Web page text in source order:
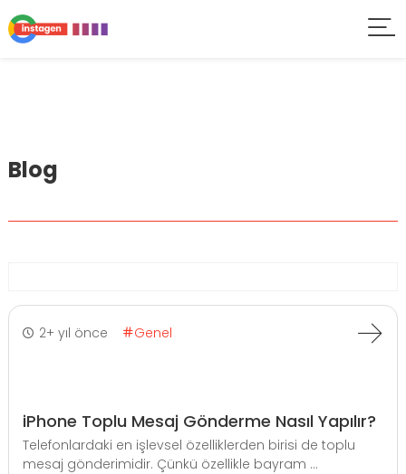
Blog
2+ yıl önce Genel
iPhone Toplu Mesaj Gönderme Nasıl Yapılır?
Telefonlardaki en işlevsel özelliklerden birisi de toplu
mesaj gönderimidir. Çünkü özellikle bayram ...